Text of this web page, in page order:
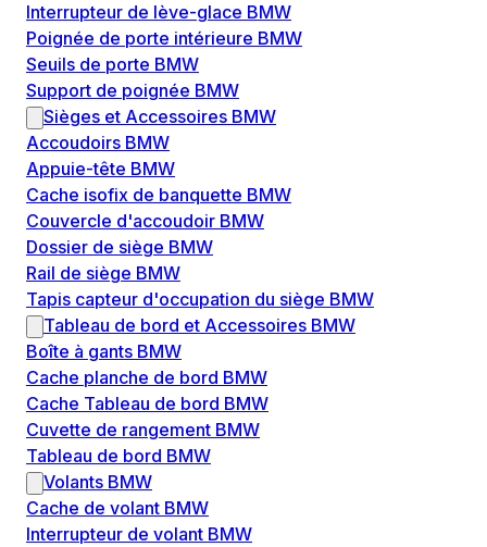
Interrupteur de lève-glace BMW
Poignée de porte intérieure BMW
Seuils de porte BMW
Support de poignée BMW
Sièges et Accessoires BMW
Accoudoirs BMW
Appuie-tête BMW
Cache isofix de banquette BMW
Couvercle d'accoudoir BMW
Dossier de siège BMW
Rail de siège BMW
Tapis capteur d'occupation du siège BMW
Tableau de bord et Accessoires BMW
Boîte à gants BMW
Cache planche de bord BMW
Cache Tableau de bord BMW
Cuvette de rangement BMW
Tableau de bord BMW
Volants BMW
Cache de volant BMW
Interrupteur de volant BMW